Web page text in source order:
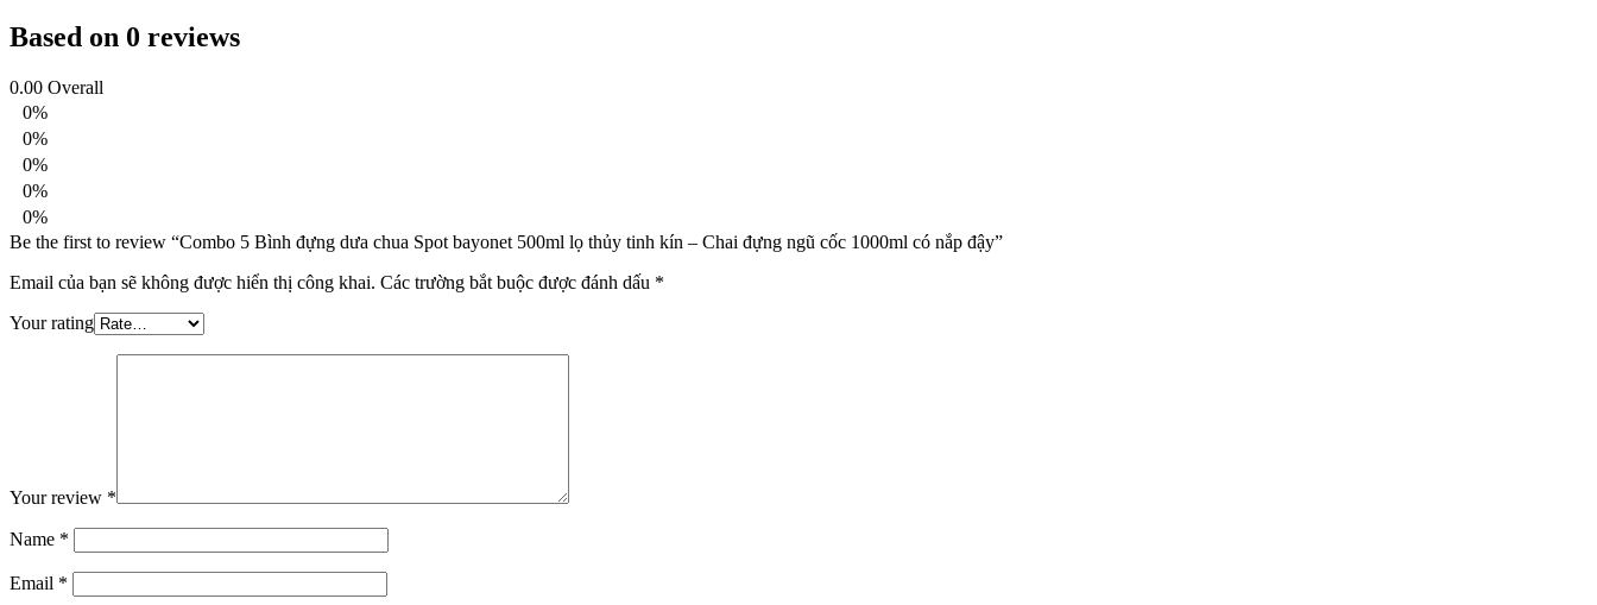
Based on 0 reviews
0.00 Overall
0%
0%
0%
0%
0%
Be the first to review “Combo 5 Bình đựng dưa chua Spot bayonet 500ml lọ thủy tinh kín – Chai đựng ngũ cốc 1000ml có nắp đậy”
Email của bạn sẽ không được hiển thị công khai. Các trường bắt buộc được đánh dấu *
Your rating
Your review *
Name *
Email *